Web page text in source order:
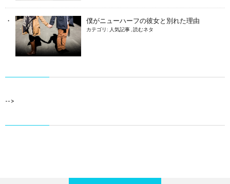
僕がニューハーフの彼女と別れた理由
カテゴリ: 人気記事 読むネタ
-->